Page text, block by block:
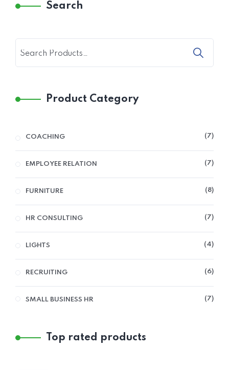
Search
Product Category
COACHING 7
EMPLOYEE RELATION 7
FURNITURE 8
HR CONSULTING 7
LIGHTS 4
RECRUITING 6
SMALL BUSINESS HR 7
Top rated products